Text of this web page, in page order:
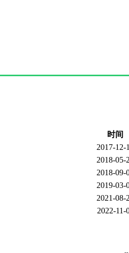
时间
2017-12-
2018-05-
2018-09-
2019-03-
2021-08-
2022-11-